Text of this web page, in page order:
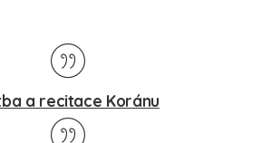
a recitace Koránu